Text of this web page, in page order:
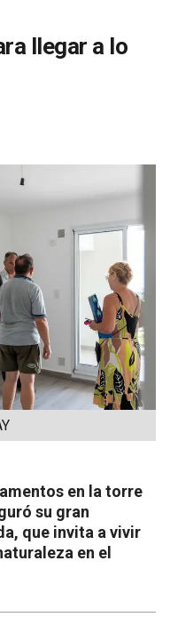
llegar a lo
en la torre
su gran
que invita a vivir
en el